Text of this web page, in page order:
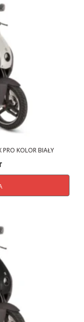
PRO KOLOR BIAŁY